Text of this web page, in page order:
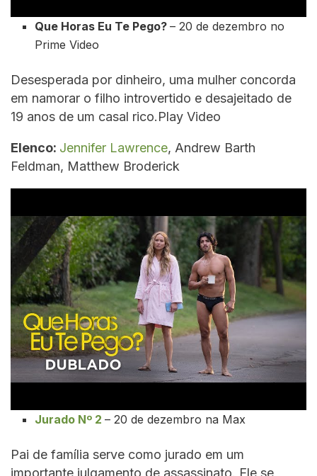
Que Horas Eu Te Pego?– 20 de dezembro no
Prime Video
Desesperada por dinheiro, uma mulher concorda
em namorar o filho introvertido e desajeitado de
19 anos de um casal rico.Play Video
Elenco: Jennifer Lawrence, Andrew Barth
Feldman, Matthew Broderick
Jurado Nº 2– 20 de dezembro na Max
Pai de família serve como jurado em um